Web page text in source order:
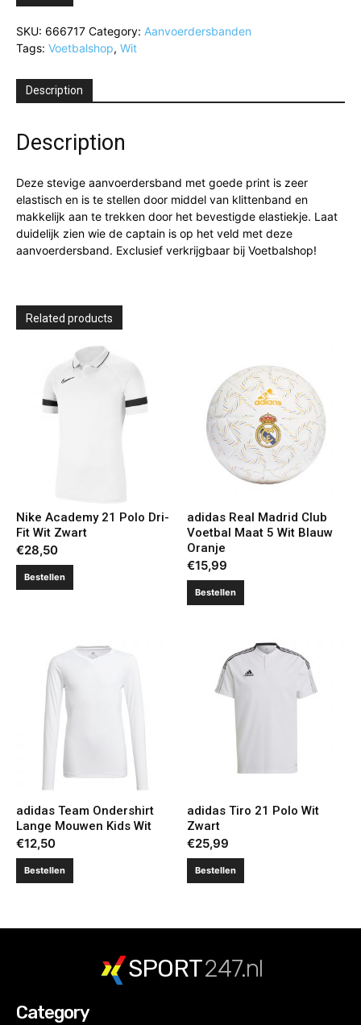
SKU: 666717 Category: Aanvoerdersbanden
Tags: Voetbalshop, Wit
Description
Description
Deze stevige aanvoerdersband met goede print is zeer
elastisch en is te stellen door middel van klittenband en
makkelijk aan te trekken door het bevestigde elastiekje. Laat
duidelijk zien wie de captain is op het veld met deze
aanvoerdersband. Exclusief verkrijgbaar bij Voetbalshop!
Related products
Nike Academy 21 Polo Dri-
Fit Wit Zwart
€28,50
Bestellen
adidas Real Madrid Club
Voetbal Maat 5 Wit Blauw
Oranje
€15,99
Bestellen
adidas Team Ondershirt
Lange Mouwen Kids Wit
€12,50
Bestellen
adidas Tiro 21 Polo Wit
Zwart
€25,99
Bestellen
SPORT247.nl
Category